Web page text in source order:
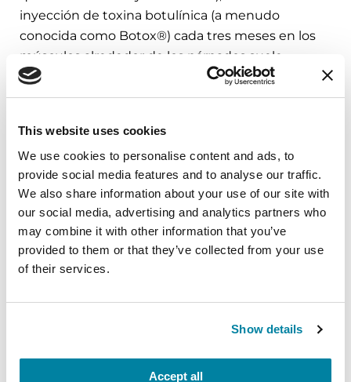
This website uses cookies
We use cookies to personalise content and ads, to
provide social media features and to analyse our traffic.
We also share information about your use of our site with
our social media, advertising and analytics partners who
may combine it with other information that you’ve
provided to them or that they’ve collected from your use
of their services.
Show details
Accept all
inyección de toxina botulínica (a menudo
conocida como Botox®) cada tres meses en los
músculos alrededor de los párpados suele
resultar efectiva.
investigador clínico en Neurología, División de
Trastornos del Movimiento, en la University of
Cincinnati.
Materiales
Relacionados
Episodio 24: Cambios en la vista